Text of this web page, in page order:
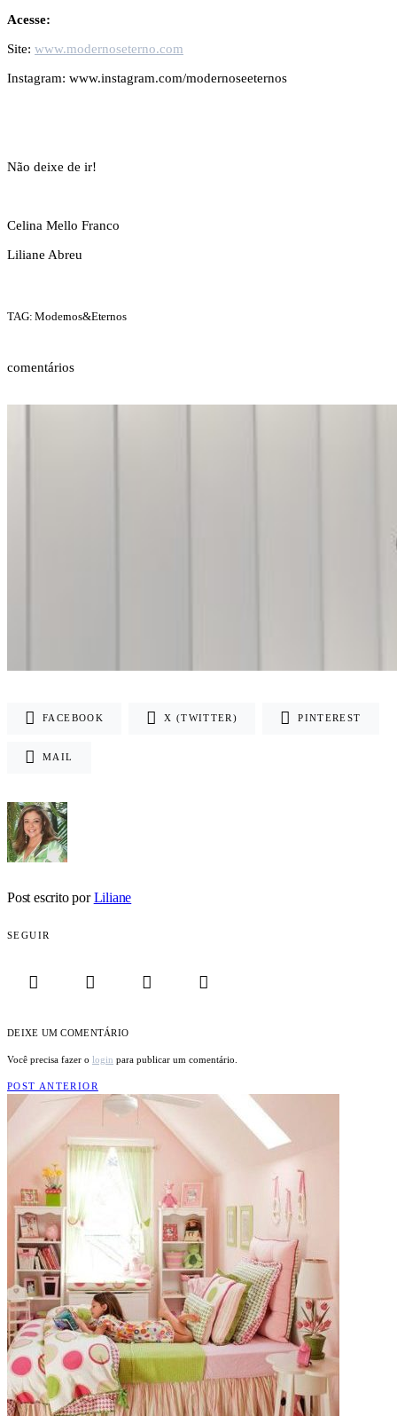
Acesse:
Site: www.modernoseterno.com
Instagram: www.instagram.com/modernoseeternos
Não deixe de ir!
Celina Mello Franco
Liliane Abreu
TAG: Modernos&Eternos
comentários
FACEBOOK X (TWITTER) PINTEREST
MAIL
Post escrito por Liliane
SEGUIR
DEIXE UM COMENTÁRIO
Você precisa fazer o login para publicar um comentário.
POST ANTERIOR